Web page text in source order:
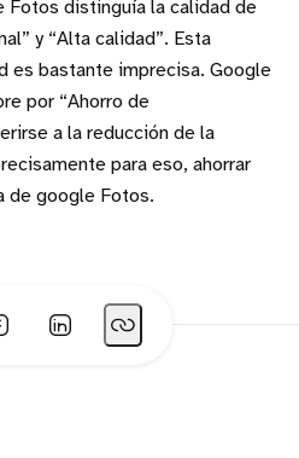
Fotos distinguía la calidad de
y “Alta calidad”. Esta
es bastante imprecisa. Google
por “Ahorro de
a la reducción de la
para eso, ahorrar
de google Fotos.